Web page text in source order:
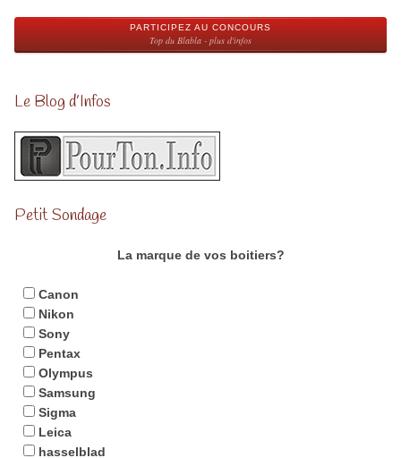
PARTICIPEZ AU CONCOURS
Top du Blabla - plus d'infos
Le Blog d’Infos
Petit Sondage
La marque de vos boitiers?
Canon
Nikon
Sony
Pentax
Olympus
Samsung
Sigma
Leica
hasselblad